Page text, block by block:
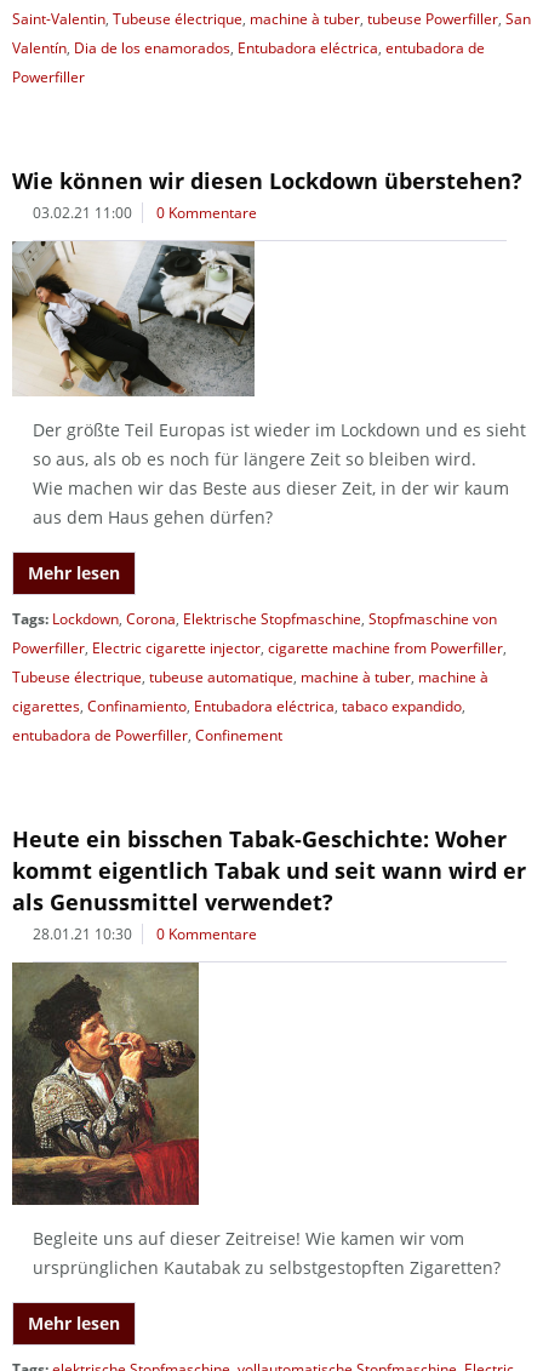
Saint-Valentin, Tubeuse électrique, machine à tuber, tubeuse Powerfiller, San
Valentín, Dia de los enamorados, Entubadora eléctrica, entubadora de
Powerfiller
Wie können wir diesen Lockdown überstehen?
03.02.21 11:00 0 Kommentare
Der größte Teil Europas ist wieder im Lockdown und es sieht
so aus, als ob es noch für längere Zeit so bleiben wird.
Wie machen wir das Beste aus dieser Zeit, in der wir kaum
aus dem Haus gehen dürfen?
Mehr lesen
Tags: Lockdown, Corona, Elektrische Stopfmaschine, Stopfmaschine von
Powerfiller, Electric cigarette injector, cigarette machine from Powerfiller,
Tubeuse électrique, tubeuse automatique, machine à tuber, machine à
cigarettes, Confinamiento, Entubadora eléctrica, tabaco expandido,
entubadora de Powerfiller, Confinement
Heute ein bisschen Tabak-Geschichte: Woher
kommt eigentlich Tabak und seit wann wird er
als Genussmittel verwendet?
28.01.21 10:30 0 Kommentare
Begleite uns auf dieser Zeitreise! Wie kamen wir vom
ursprünglichen Kautabak zu selbstgestopften Zigaretten?
Mehr lesen